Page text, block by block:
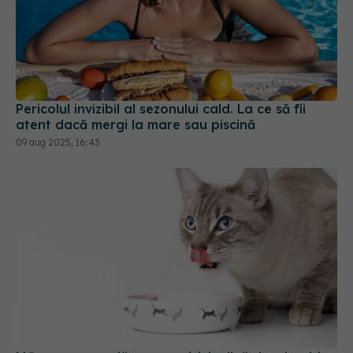
Pericolul invizibil al sezonului cald. La ce să fii
atent dacă mergi la mare sau piscină
09 aug 2025, 16:43
Mâncarea umedă pentru pisici, plină de microbi,
E.coli, Salmonella: Îmbolnăvește toată familia!
26 sep 2025, 18:37